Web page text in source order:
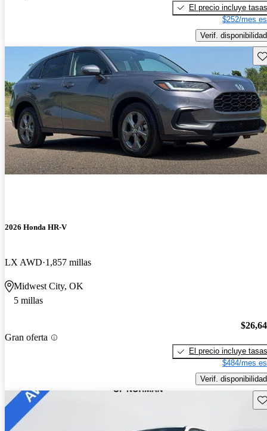
El precio incluye tasas
$252/mes
Verif. disponibilidad
2026 Honda HR-V
LX AWD 1,857 millas
Midwest City, OK
5 millas
Gran oferta
El precio incluye tasas
$484/mes
Verif. disponibilidad